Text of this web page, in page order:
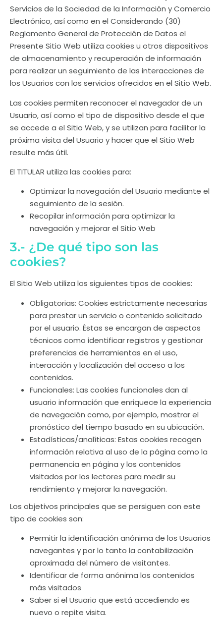
Servicios de la Sociedad de la Información y Comercio
Electrónico, así como en el Considerando (30)
Reglamento General de Protección de Datos el
Presente Sitio Web utiliza cookies u otros dispositivos
de almacenamiento y recuperación de información
para realizar un seguimiento de las interacciones de
los Usuarios con los servicios ofrecidos en el Sitio Web.
Las cookies permiten reconocer el navegador de un
Usuario, así como el tipo de dispositivo desde el que
se accede a el Sitio Web, y se utilizan para facilitar la
próxima visita del Usuario y hacer que el Sitio Web
resulte más útil.
El TITULAR utiliza las cookies para:
Optimizar la navegación del Usuario mediante el
seguimiento de la sesión.
Recopilar información para optimizar la
navegación y mejorar el Sitio Web
3.- ¿De qué tipo son las
cookies?
El Sitio Web utiliza los siguientes tipos de cookies:
Obligatorias: Cookies estrictamente necesarias
para prestar un servicio o contenido solicitado
por el usuario. Éstas se encargan de aspectos
técnicos como identificar registros y gestionar
preferencias de herramientas en el uso,
interacción y localización del acceso a los
contenidos.
Funcionales: Las cookies funcionales dan al
usuario información que enriquece la experiencia
de navegación como, por ejemplo, mostrar el
pronóstico del tiempo basado en su ubicación.
Estadísticas/analíticas: Estas cookies recogen
información relativa al uso de la página como la
permanencia en página y los contenidos
visitados por los lectores para medir su
rendimiento y mejorar la navegación.
Los objetivos principales que se persiguen con este
tipo de cookies son:
Permitir la identificación anónima de los Usuarios
navegantes y por lo tanto la contabilización
aproximada del número de visitantes.
Identificar de forma anónima los contenidos
más visitados
Saber si el Usuario que está accediendo es
nuevo o repite visita.